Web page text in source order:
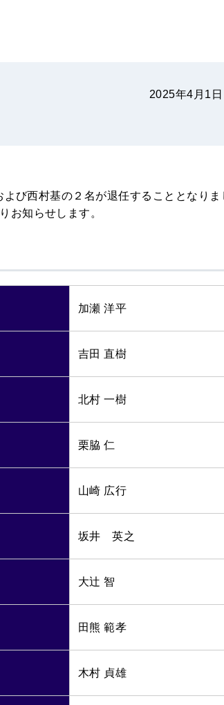
2025年4月1日
び西村基の２名が退任することとなりま
お知らせします。
加瀬 洋平
吉田 直樹
北村 一樹
栗脇 仁
山崎 広行
坂井 英之
大辻 智
田熊 範孝
木村 貞雄